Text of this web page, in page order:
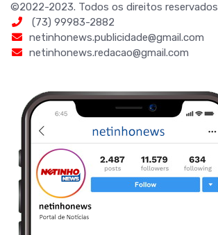
©2022-2023. Todos os direitos reservados
(73) 99983-2882
netinhonews.publicidade@gmail.com
netinhonews.redacao@gmail.com